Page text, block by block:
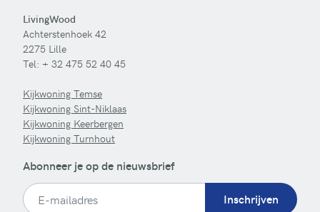
LivingWood
Achterstenhoek 42
2275 Lille
Tel: + 32 475 52 40 45
Kijkwoning Temse
Kijkwoning Sint-Niklaas
Kijkwoning Keerbergen
Kijkwoning Turnhout
Abonneer je op de nieuwsbrief
Inschrijven